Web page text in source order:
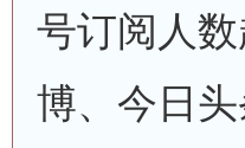
号订阅人
博、今日